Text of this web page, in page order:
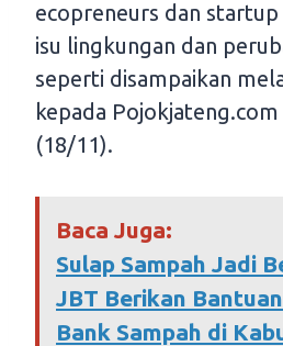
ecopreneurs dan
isu lingkungan dan
seperti disampaikan
kepada
(18/11).
Baca Juga:
Sulap Sampah Jadi
JBT Berikan
Bank Sampah di